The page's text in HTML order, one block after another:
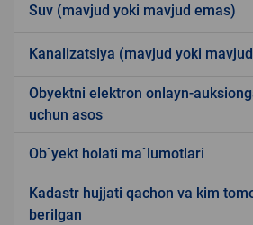
Suv (mavjud yoki mavjud emas)
Kanalizatsiya (mavjud yoki
Obyektni elektron onlayn-
uchun asos
Ob`yekt holati ma`lumotlari
Kadastr hujjati qachon va kim
berilgan